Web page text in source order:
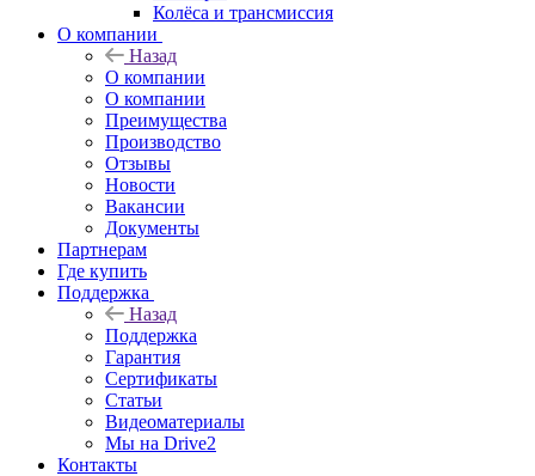
Колёса и трансмиссия
О компании
Назад
О компании
О компании
Преимущества
Производство
Отзывы
Новости
Вакансии
Документы
Партнерам
Где купить
Поддержка
Назад
Поддержка
Гарантия
Сертификаты
Статьи
Видеоматериалы
Мы на Drive2
Контакты